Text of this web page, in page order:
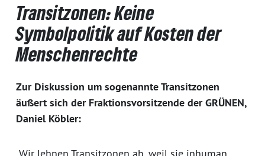
Transitzonen: Keine
Symbolpolitik auf Kosten der
Menschenrechte
Zur Diskussion um sogenannte Transitzonen
äußert sich der Fraktionsvorsitzende der GRÜNEN,
Daniel Köbler: